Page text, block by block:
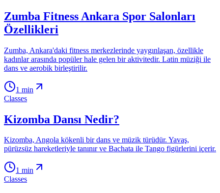
Zumba Fitness Ankara Spor Salonları
Özellikleri
Zumba, Ankara'daki fitness merkezlerinde yaygınlaşan, özellikle
kadınlar arasında popüler hale gelen bir aktivitedir. Latin müziği ile
dans ve aerobik birleştirilir.
1 min
Classes
Kizomba Dansı Nedir?
Kizomba, Angola kökenli bir dans ve müzik türüdür. Yavaş,
pürüzsüz hareketleriyle tanınır ve Bachata ile Tango figürlerini içerir.
1 min
Classes